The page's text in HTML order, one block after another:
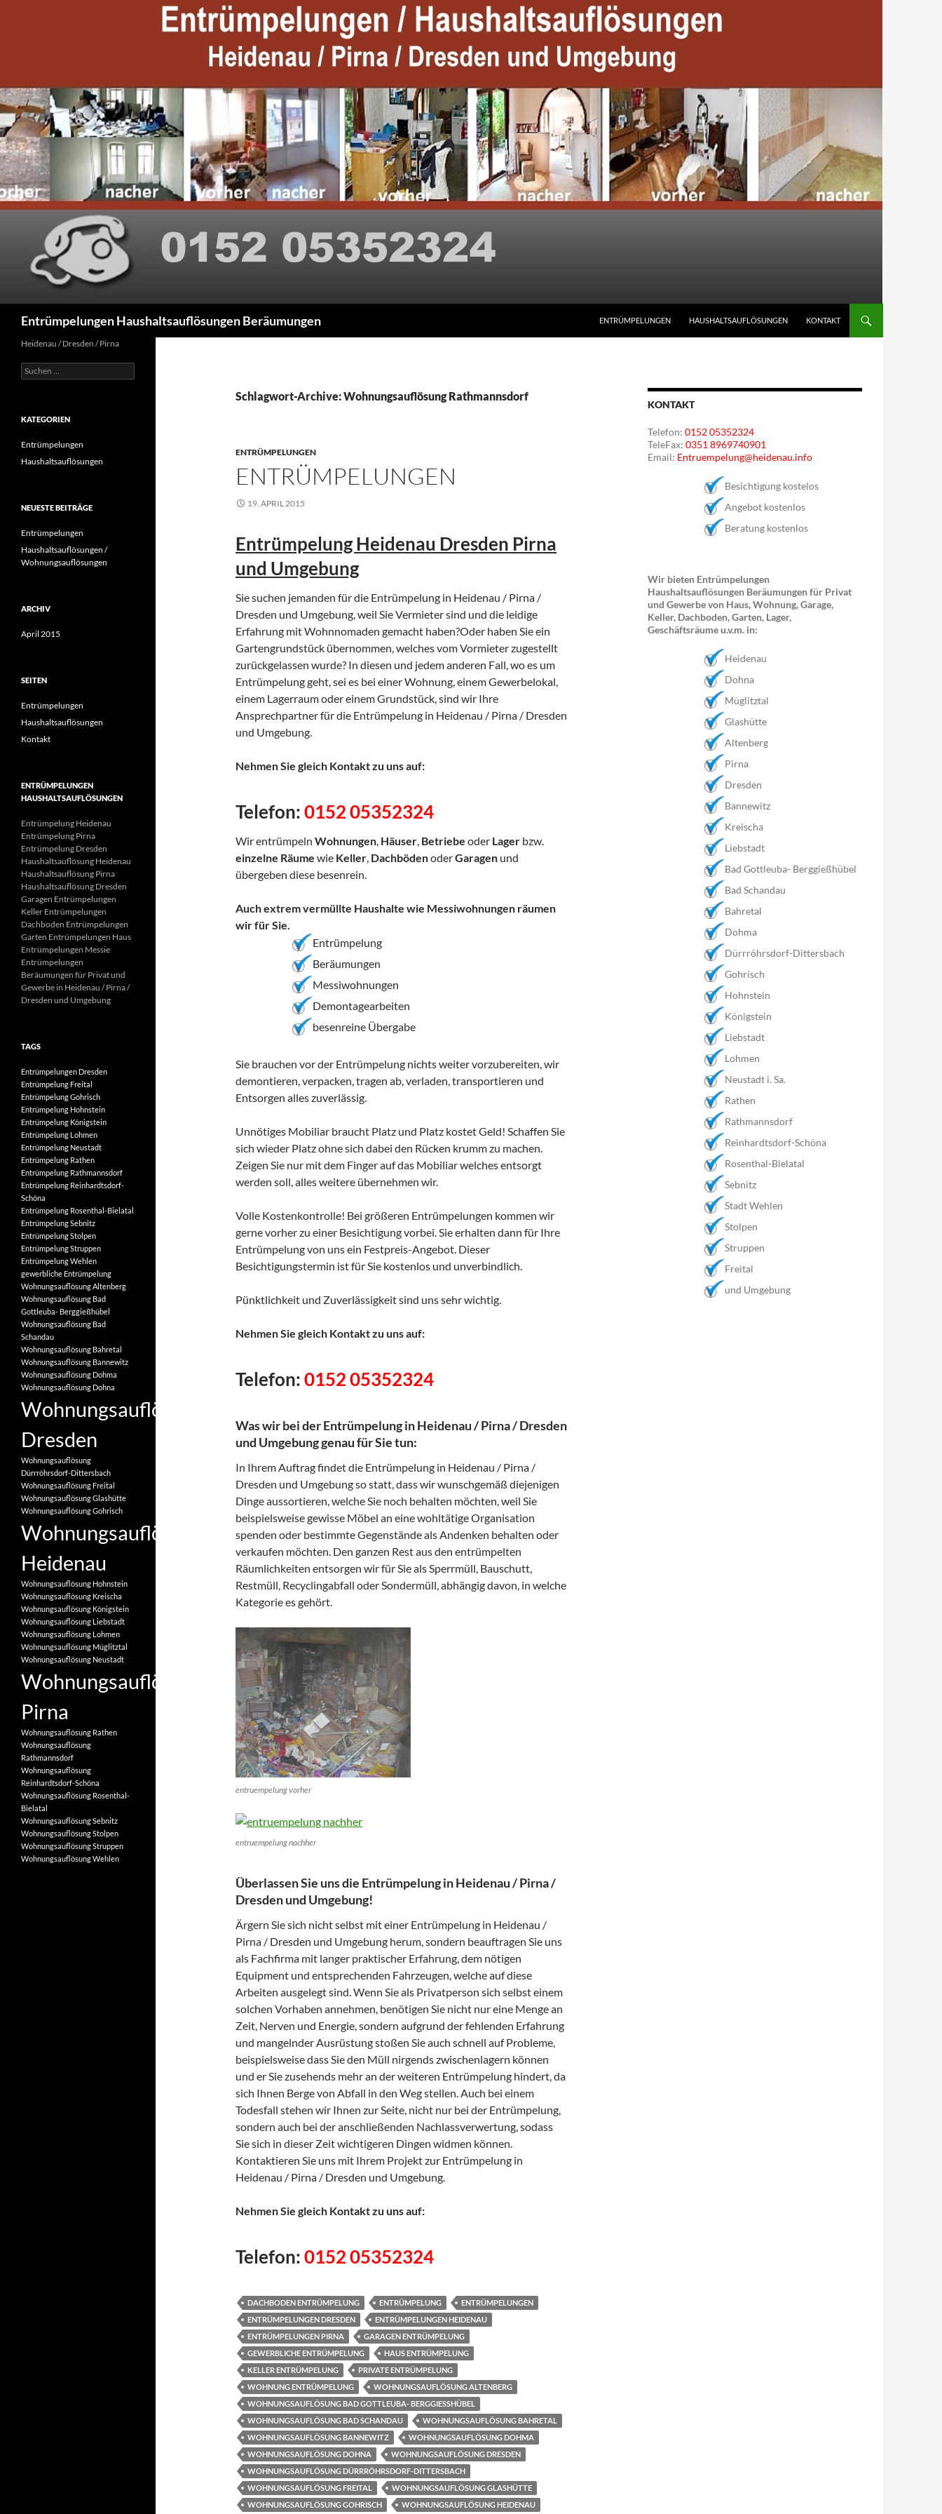
Entrümpelungen Haushaltsauflösungen Beräumungen
ENTRÜMPELUNGEN
HAUSHALTSAUFLÖSUNGEN KONTAKT
Schlagwort-Archive: Wohnungsauflösung Rathmannsdorf
ENTRÜMPELUNGEN
ENTRÜMPELUNGEN
19. APRIL 2015
Entrümpelung Heidenau Dresden Pirna
und Umgebung
Sie suchen jemanden für die Entrümpelung in Heidenau / Pirna /
Dresden und Umgebung, weil Sie Vermieter sind und die leidige
Erfahrung mit Wohnnomaden gemacht haben?Oder haben Sie ein
Gartengrundstück übernommen, welches vom Vormieter zugestellt
zurückgelassen wurde? In diesen und jedem anderen Fall, wo es um
Entrümpelung geht, sei es bei einer Wohnung, einem Gewerbelokal,
einem Lagerraum oder einem Grundstück, sind wir Ihre
Ansprechpartner für die Entrümpelung in Heidenau / Pirna / Dresden
und Umgebung.
Nehmen Sie gleich Kontakt zu uns auf:
Telefon:0152 05352324
Wir entrümpeln Wohnungen, Häuser, Betriebe oder Lager bzw.
einzelne Räume wie Keller, DachbödenoderGaragen und
übergeben diese besenrein.
Auch extrem vermüllte Haushalte wie Messiwohnungen räumen
wir für Sie.
Entrümpelung
Beräumungen
Messiwohnungen
Demontagearbeiten
besenreine Übergabe
Sie brauchen vor der Entrümpelung nichts weiter vorzubereiten, wir
demontieren, verpacken, tragen ab, verladen, transportieren und
Entsorgen alles zuverlässig.
Unnötiges Mobiliar braucht Platz und Platz kostet Geld! Schaffen Sie
sich wieder Platz ohne sich dabei den Rücken krumm zu machen.
Zeigen Sie nur mit dem Finger auf das Mobiliar welches entsorgt
werden soll, alles weitere übernehmen wir.
Volle Kostenkontrolle! Bei größeren Entrümpelungen kommen wir
gerne vorher zu einer Besichtigung vorbei. Sie erhalten dann für Ihre
Entrümpelung von uns ein Festpreis-Angebot. Dieser
Besichtigungstermin ist für Sie kostenlos und unverbindlich.
Pünktlichkeit und Zuverlässigkeit sind uns sehr wichtig.
Nehmen Sie gleich Kontakt zu uns auf:
Telefon:0152 05352324
Was wir bei der Entrümpelung in Heidenau / Pirna / Dresden
und Umgebung genau für Sie tun:
In Ihrem Auftrag findet die Entrümpelung in Heidenau / Pirna /
Dresden und Umgebung so statt, dass wir wunschgemäß diejenigen
Dinge aussortieren, welche Sie noch behalten möchten, weil Sie
beispielsweise gewisse Möbel an eine wohltätige Organisation
spenden oder bestimmte Gegenstände als Andenken behalten oder
verkaufen möchten. Den ganzen Rest aus den entrümpelten
Räumlichkeiten entsorgen wir für Sie als Sperrmüll, Bauschutt,
Restmüll, Recyclingabfall oder Sondermüll, abhängig davon, in welche
Kategorie es gehört.
entruempelung vorher
entruempelung nachher
Überlassen Sie uns die Entrümpelung in Heidenau / Pirna /
Dresden und Umgebung!
Ärgern Sie sich nicht selbst mit einer Entrümpelung in Heidenau /
Pirna / Dresden und Umgebung herum, sondern beauftragen Sie uns
als Fachfirma mit langer praktischer Erfahrung, dem nötigen
Equipment und entsprechenden Fahrzeugen, welche auf diese
Arbeiten ausgelegt sind. Wenn Sie als Privatperson sich selbst einem
solchen Vorhaben annehmen, benötigen Sie nicht nur eine Menge an
Zeit, Nerven und Energie, sondern aufgrund der fehlenden Erfahrung
und mangelnder Ausrüstung stoßen Sie auch schnell auf Probleme,
beispielsweise dass Sie den Müll nirgends zwischenlagern können
und er Sie zusehends mehr an der weiteren Entrümpelung hindert, da
sich Ihnen Berge von Abfall in den Weg stellen. Auch bei einem
Todesfall stehen wir Ihnen zur Seite, nicht nur bei der Entrümpelung,
sondern auch bei der anschließenden Nachlassverwertung, sodass
Sie sich in dieser Zeit wichtigeren Dingen widmen können.
Kontaktieren Sie uns mit Ihrem Projekt zur Entrümpelung in
Heidenau / Pirna / Dresden und Umgebung.
Nehmen Sie gleich Kontakt zu uns auf:
Telefon:0152 05352324
DACHBODEN ENTRÜMPELUNG ENTRÜMPELUNG
ENTRÜMPELUNGEN
ENTRÜMPELUNGEN DRESDEN
ENTRÜMPELUNGEN HEIDENAU
ENTRÜMPELUNGEN PIRNA
GARAGEN ENTRÜMPELUNG
GEWERBLICHE ENTRÜMPELUNG
HAUS ENTRÜMPELUNG
KELLER ENTRÜMPELUNG
PRIVATE ENTRÜMPELUNG
WOHNUNG ENTRÜMPELUNG
WOHNUNGSAUFLÖSUNG ALTENBERG
WOHNUNGSAUFLÖSUNG BAD GOTTLEUBA- BERGGIESSHÜBEL
WOHNUNGSAUFLÖSUNG BAD SCHANDAU
WOHNUNGSAUFLÖSUNG BAHRETAL
WOHNUNGSAUFLÖSUNG BANNEWITZ
WOHNUNGSAUFLÖSUNG DOHMA
WOHNUNGSAUFLÖSUNG DOHNA
WOHNUNGSAUFLÖSUNG DRESDEN
WOHNUNGSAUFLÖSUNG DÜRRRÖHRSDORF-DITTERSBACH
WOHNUNGSAUFLÖSUNG FREITAL
WOHNUNGSAUFLÖSUNG GLASHÜTTE
WOHNUNGSAUFLÖSUNG GOHRISCH
WOHNUNGSAUFLÖSUNG HEIDENAU
KONTAKT
Telefon: 0152 05352324
TeleFax: 0351 8969740901
Email: Entruempelung@heidenau.info
Besichtigung kostelos
Angebot kostenlos
Beratung kostenlos
Wir bieten Entrümpelungen
Haushaltsauflösungen Beräumungen für Privat
und Gewerbe von Haus, Wohnung, Garage,
Keller, Dachboden, Garten, Lager,
Geschäftsräume u.v.m. in:
Heidenau
Dohna
Müglitztal
Glashütte
Altenberg
Pirna
Dresden
Bannewitz
Kreischa
Liebstadt
Bad Gottleuba- Berggießhübel
Bad Schandau
Bahretal
Dohma
Dürrröhrsdorf-Dittersbach
Gohrisch
Hohnstein
Königstein
Liebstadt
Lohmen
Neustadt i. Sa.
Rathen
Rathmannsdorf
Reinhardtsdorf-Schöna
Rosenthal-Bielatal
Sebnitz
Stadt Wehlen
Stolpen
Struppen
Freital
und Umgebung
Heidenau / Dresden / Pirna
Suchen
nach:
KATEGORIEN
Entrümpelungen
Haushaltsauflösungen
NEUESTE BEITRÄGE
Entrümpelungen
Haushaltsauflösungen /
Wohnungsauflösungen
ARCHIV
April 2015
SEITEN
Entrümpelungen
Haushaltsauflösungen
Kontakt
ENTRÜMPELUNGEN
HAUSHALTSAUFLÖSUNGEN
Entrümpelung Heidenau
Entrümpelung Pirna
Entrümpelung Dresden
Haushaltsauflösung Heidenau
Haushaltsauflösung Pirna
Haushaltsauflösung Dresden
Garagen Entrümpelungen
Keller Entrümpelungen
Dachboden Entrümpelungen
Garten Entrümpelungen Haus
Entrümpelungen Messie
Entrümpelungen
Beräumungen für Privat und
Gewerbe in Heidenau / Pirna /
Dresden und Umgebung
TAGS
Entrümpelungen Dresden
Entrümpelung Freital
Entrümpelung Gohrisch
Entrümpelung Hohnstein
Entrümpelung Königstein
Entrümpelung Lohmen
Entrümpelung Neustadt
Entrümpelung Rathen
Entrümpelung Rathmannsdorf
Entrümpelung Reinhardtsdorf-
Schöna
Entrümpelung Rosenthal-Bielatal
Entrümpelung Sebnitz
Entrümpelung Stolpen
Entrümpelung Struppen
Entrümpelung Wehlen
gewerbliche Entrümpelung
Wohnungsauflösung Altenberg
Wohnungsauflösung Bad
Gottleuba- Berggießhübel
Wohnungsauflösung Bad
Schandau
Wohnungsauflösung Bahretal
Wohnungsauflösung Bannewitz
Wohnungsauflösung Dohma
Wohnungsauflösung Dohna
Wohnungsauflösung
Dresden
Wohnungsauflösung
Dürrröhrsdorf-Dittersbach
Wohnungsauflösung Freital
Wohnungsauflösung Glashütte
Wohnungsauflösung Gohrisch
Wohnungsauflösung
Heidenau
Wohnungsauflösung Hohnstein
Wohnungsauflösung Kreischa
Wohnungsauflösung Königstein
Wohnungsauflösung Liebstadt
Wohnungsauflösung Lohmen
Wohnungsauflösung Müglitztal
Wohnungsauflösung Neustadt
Wohnungsauflösung
Pirna
Wohnungsauflösung Rathen
Wohnungsauflösung
Rathmannsdorf
Wohnungsauflösung
Reinhardtsdorf-Schöna
Wohnungsauflösung Rosenthal-
Bielatal
Wohnungsauflösung Sebnitz
Wohnungsauflösung Stolpen
Wohnungsauflösung Struppen
Wohnungsauflösung Wehlen